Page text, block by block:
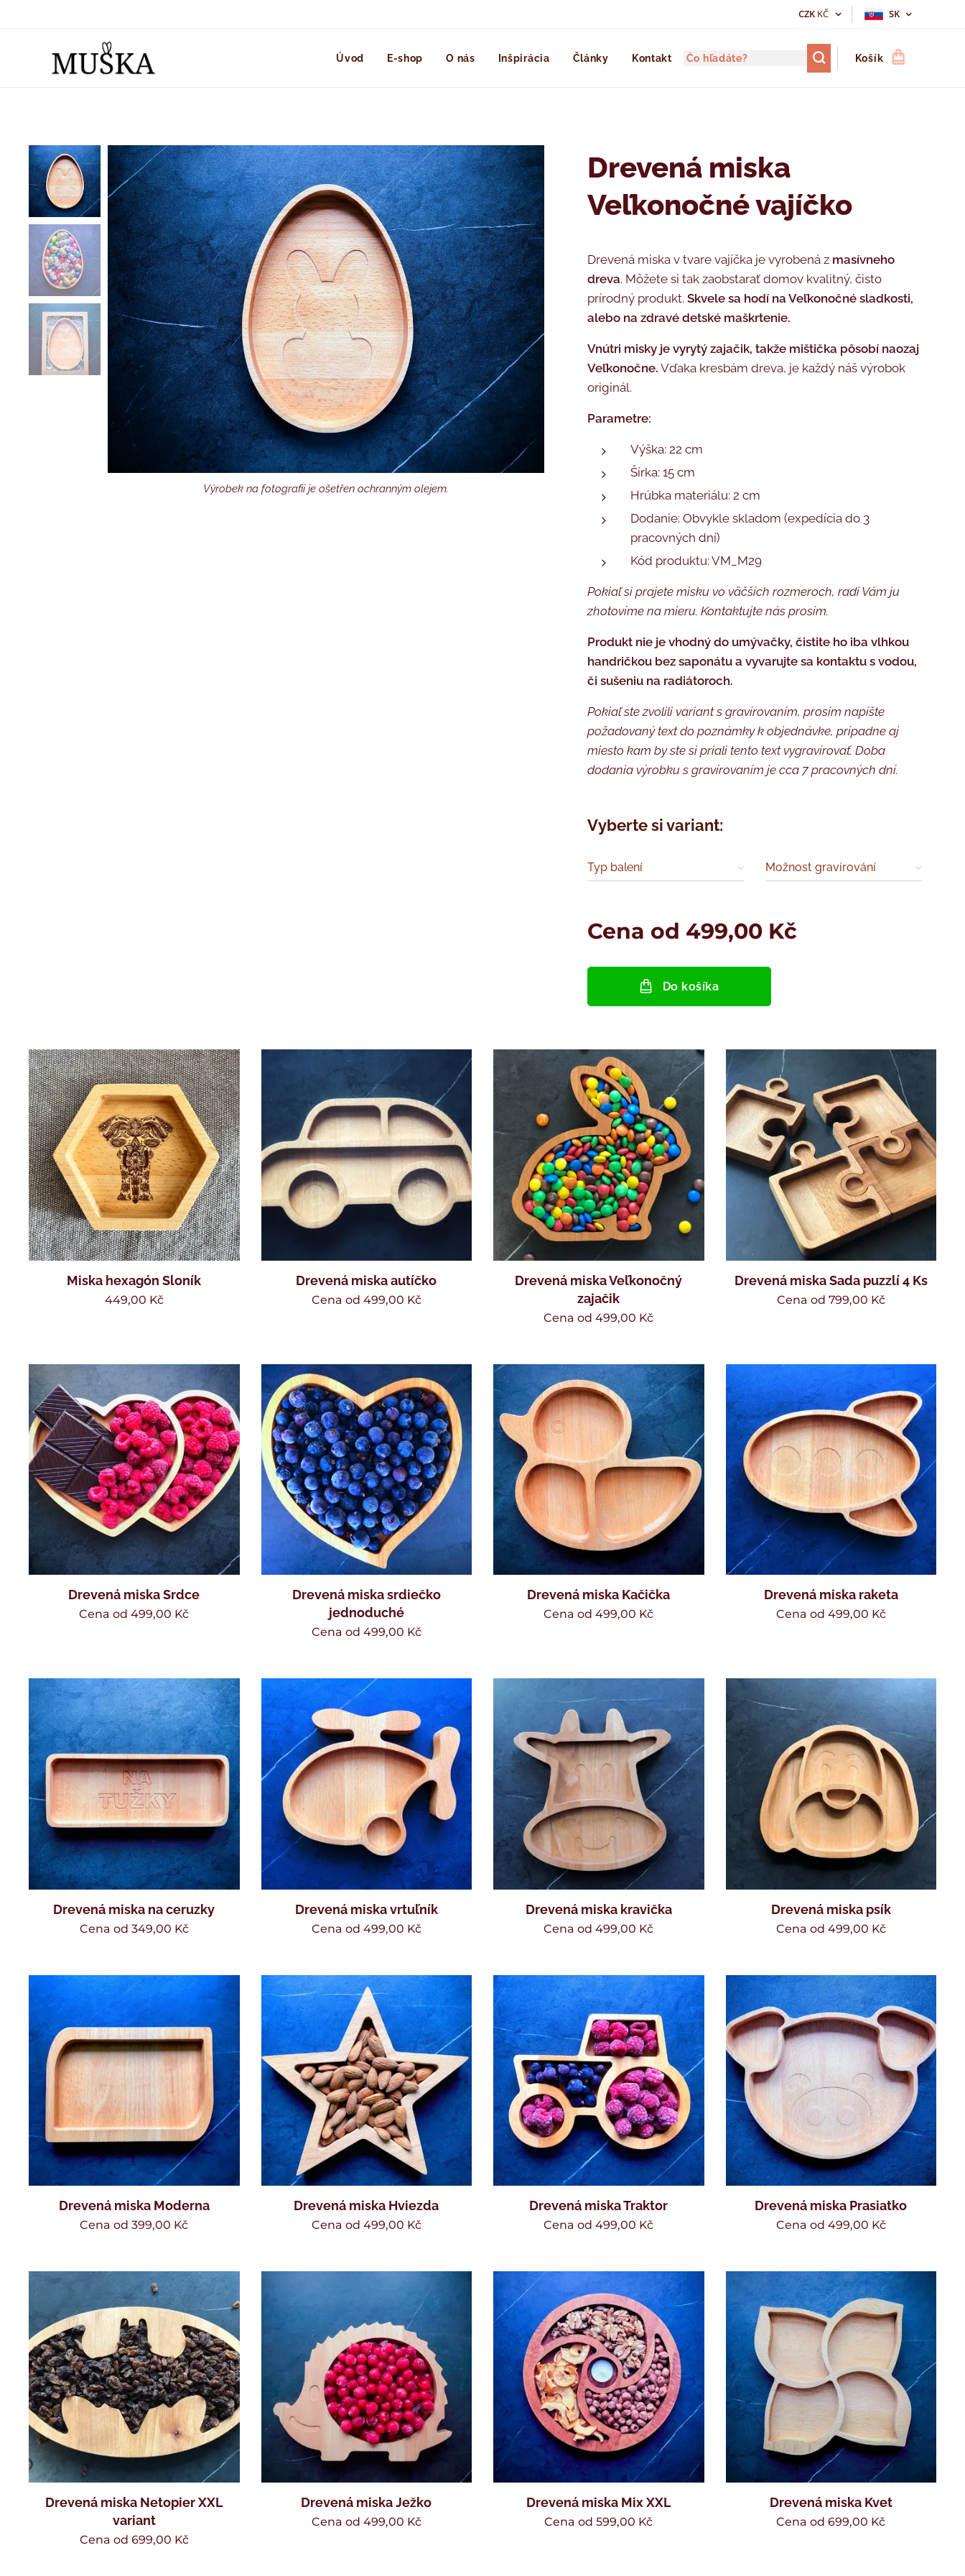
CZK KČ SK
Úvod E-shop O nás Inšpirácia Články Kontakt Košík
Drevená miska
Veľkonočné vajíčko
Výrobek na fotografii je ošetřen ochranným olejem.
Čokoládky nejsou součástí balení. Výrobek na fotografii je ošetřen ochranným olejem.
Drevená miska v tvare vajíčka je vyrobená z masívneho
dreva. Môžete si tak zaobstarať domov kvalitný, čisto
prírodný produkt. Skvele sa hodí na Veľkonočné sladkosti,
alebo na zdravé detské maškrtenie.
Vnútri misky je vyrytý zajačik, takže mištička pôsobí naozaj
Veľkonočne. Vďaka kresbám dreva, je každý náš výrobok
originál.
Parametre:
Výška: 22 cm
Šírka: 15 cm
Hrúbka materiálu: 2 cm
Dodanie: Obvykle skladom (expedícia do 3
pracovných dní)
Kód produktu: VM_M29
Pokiaľ si prajete misku vo väčších rozmeroch, radi Vám ju
zhotovíme na mieru. Kontaktujte nás prosím.
Produkt nie je vhodný do umývačky, čistite ho iba vlhkou
handričkou bez saponátu a vyvarujte sa kontaktu s vodou,
či sušeniu na radiátoroch.
Pokiaľ ste zvolili variant s gravírovaním, prosím napíšte
požadovaný text do poznámky k objednávke, prípadne aj
miesto kam by ste si priali tento text vygravírovať. Doba
dodania výrobku s gravírovaním je cca 7 pracovných dní.
Vyberte si variant:
Typ balení Možnost gravírování
Cena od 499,00 Kč
Do košíka
Miska hexagón Sloník
449,00 Kč
Drevená miska autíčko
Cena od 499,00 Kč
Drevená miska Veľkonočný
zajačik
Cena od499,00 Kč
Drevená miska Sada puzzlí 4 Ks
Cena od 799,00 Kč
Drevená miska Srdce
Cena od499,00 Kč
Drevená miska srdiečko
jednoduché
Cena od 499,00 Kč
Drevená miska Kačička
Cena od499,00 Kč
Drevená miska raketa
Cena od 499,00 Kč
Drevená miska na ceruzky
Cena od 349,00 Kč
Drevená miska vrtuľník
Cena od 499,00 Kč
Drevená miska kravička
Cena od499,00 Kč
Drevená miska psík
Cena od 499,00 Kč
Drevená miska Moderna
Cena od399,00 Kč
Drevená miska Hviezda
Cena od 499,00 Kč
Drevená miska Traktor
Cena od499,00 Kč
Drevená miska Prasiatko
Cena od 499,00 Kč
Drevená miska Netopier XXL
variant
Cena od 699,00 Kč
Drevená miska Ježko
Cena od 499,00 Kč
Drevená miska Mix XXL
Cena od599,00 Kč
Drevená miska Kvet
Cena od699,00 Kč